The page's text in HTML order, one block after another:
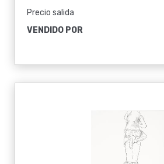
Precio salida
VENDIDO POR